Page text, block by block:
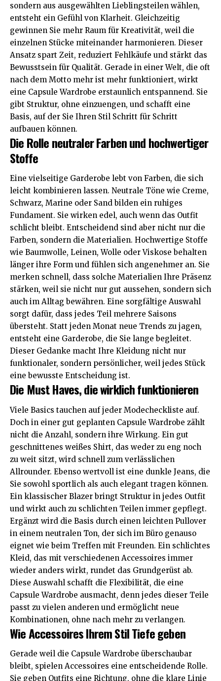
sondern aus ausgewählten Lieblingsteilen wählen,
entsteht ein Gefühl von Klarheit. Gleichzeitig
gewinnen Sie mehr Raum für Kreativität, weil die
einzelnen Stücke miteinander harmonieren. Dieser
Ansatz spart Zeit, reduziert Fehlkäufe und stärkt das
Bewusstsein für Qualität. Gerade in einer Welt, die oft
nach dem Motto mehr ist mehr funktioniert, wirkt
eine Capsule Wardrobe erstaunlich entspannend. Sie
gibt Struktur, ohne einzuengen, und schafft eine
Basis, auf der Sie Ihren Stil Schritt für Schritt
aufbauen können.
Die Rolle neutraler Farben und hochwertiger
Stoffe
Eine vielseitige Garderobe lebt von Farben, die sich
leicht kombinieren lassen. Neutrale Töne wie Creme,
Schwarz, Marine oder Sand bilden ein ruhiges
Fundament. Sie wirken edel, auch wenn das Outfit
schlicht bleibt. Entscheidend sind aber nicht nur die
Farben, sondern die Materialien. Hochwertige Stoffe
wie Baumwolle, Leinen, Wolle oder Viskose behalten
länger ihre Form und fühlen sich angenehmer an. Sie
merken schnell, dass solche Materialien Ihre Präsenz
stärken, weil sie nicht nur gut aussehen, sondern sich
auch im Alltag bewähren. Eine sorgfältige Auswahl
sorgt dafür, dass jedes Teil mehrere Saisons
übersteht. Statt jeden Monat neue Trends zu jagen,
entsteht eine Garderobe, die Sie lange begleitet.
Dieser Gedanke macht Ihre Kleidung nicht nur
funktionaler, sondern persönlicher, weil jedes Stück
eine bewusste Entscheidung ist.
Die Must Haves, die wirklich funktionieren
Viele Basics tauchen auf jeder Modecheckliste auf.
Doch in einer gut geplanten Capsule Wardrobe zählt
nicht die Anzahl, sondern ihre Wirkung. Ein gut
geschnittenes weißes Shirt, das weder zu eng noch
zu weit sitzt, wird schnell zum verlässlichen
Allrounder. Ebenso wertvoll ist eine dunkle Jeans, die
Sie sowohl sportlich als auch elegant tragen können.
Ein klassischer Blazer bringt Struktur in jedes Outfit
und wirkt auch zu schlichten Teilen immer gepflegt.
Ergänzt wird die Basis durch einen leichten Pullover
in einem neutralen Ton, der sich im Büro genauso
eignet wie beim Treffen mit Freunden. Ein schlichtes
Kleid, das mit verschiedenen Accessoires immer
wieder anders wirkt, rundet das Grundgerüst ab.
Diese Auswahl schafft die Flexibilität, die eine
Capsule Wardrobe ausmacht, denn jedes dieser Teile
passt zu vielen anderen und ermöglicht neue
Kombinationen, ohne nach mehr zu verlangen.
Wie Accessoires Ihrem Stil Tiefe geben
Gerade weil die Capsule Wardrobe überschaubar
bleibt, spielen Accessoires eine entscheidende Rolle.
Sie geben Outfits eine Richtung, ohne die klare Linie